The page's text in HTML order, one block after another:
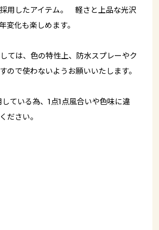
用したアイテム。 軽さと上品な光沢
変化も楽しめます。
ては、色の特性上、防水スプレーやク
で使わないようお願いいたします。
ている為、1点1点風合いや色味に違
ださい。